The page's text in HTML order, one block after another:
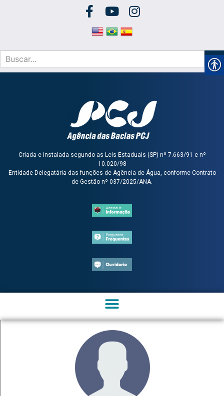
Criada e instalada segundo as Leis Estaduais (SP) nº 7.663/91 e nº
10.020/98
Entidade Delegatária das funções de Agência de Água, conforme Contrato
de Gestão nº 037/2025/ANA.